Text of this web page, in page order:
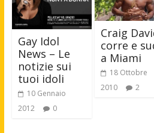
Gay Idol
News – Le
notizie sui
tuoi idoli
10 Gennaio
2012
0
Craig
corre e
a Miami
18 Ottobre
2010
2